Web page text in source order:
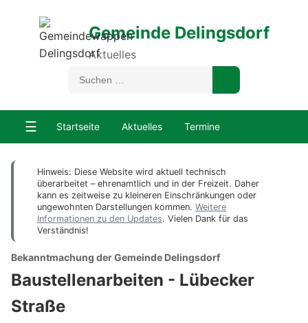
Gemeinde Delingsdorf
Aktuelles
☰ Startseite Aktuelles Termine
Hinweis: Diese Website wird aktuell technisch
überarbeitet – ehrenamtlich und in der Freizeit. Daher
kann es zeitweise zu kleineren Einschränkungen oder
ungewohnten Darstellungen kommen. Weitere
Informationen zu den Updates. Vielen Dank für das
Verständnis!
Bekanntmachung der Gemeinde Delingsdorf
Baustellenarbeiten - Lübecker
Straße